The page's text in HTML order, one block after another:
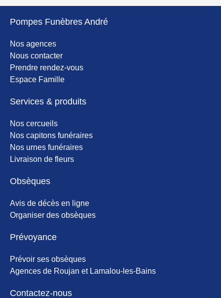
Pompes Funèbres André
Nos agences
Nous contacter
Prendre rendez-vous
Espace Famille
Services & produits
Nos cercueils
Nos capitons funéraires
Nos urnes funéraires
Livraison de fleurs
Obsèques
Avis de décès en ligne
Organiser des obsèques
Prévoyance
Prévoir ses obsèques
Agences de Roujan et Lamalou-les-Bains
Contactez-nous